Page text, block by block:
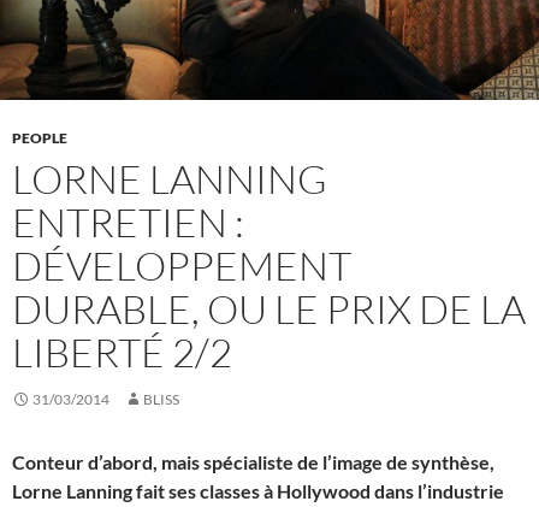
PEOPLE
LORNE LANNING
ENTRETIEN :
DÉVELOPPEMENT
DURABLE, OU LE PRIX DE LA
LIBERTÉ 2/2
31/03/2014 BLISS
Conteur d’abord, mais spécialiste de l’image de synthèse,
Lorne Lanning fait ses classes à Hollywood dans l’industrie